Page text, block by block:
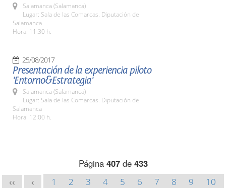
Salamanca (Salamanca)
Lugar: Sala de las Comarcas. Diputación de
Salamanca
Hora: 11:30 h.
25/08/2017
Presentación de la experiencia piloto
'Entorno&Estrategia'
Salamanca (Salamanca)
Lugar: Sala de las Comarcas. Diputación de
Salamanca
Hora: 12:00 h.
Página 407de 433
<< < 1 2 3 4 5 6 7 8 9
10